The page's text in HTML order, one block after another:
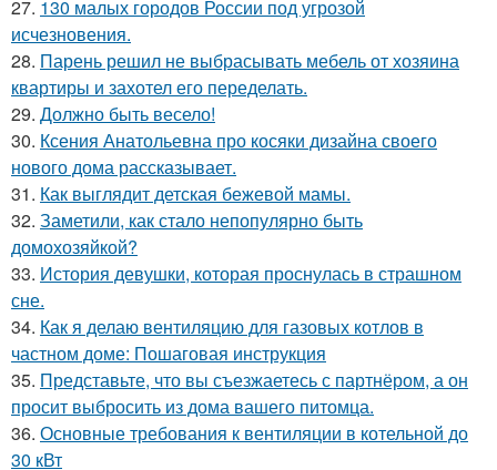
27. 130 малых городов России под угрозой
исчезновения.
28. Парень решил не выбрасывать мебель от хозяина
квартиры и захотел его переделать.
29. Должно быть весело!
30. Ксения Анатольевна про косяки дизайна своего
нового дома рассказывает.
31. Как выглядит детская бежевой мамы.
32. Заметили, как стало непопулярно быть
домохозяйкой?
33. История девушки, которая проснулась в страшном
сне.
34. Как я делаю вентиляцию для газовых котлов в
частном доме: Пошаговая инструкция
35. Представьте, что вы съезжаетесь с партнёром, а он
просит выбросить из дома вашего питомца.
36. Основные требования к вентиляции в котельной до
30 кВт